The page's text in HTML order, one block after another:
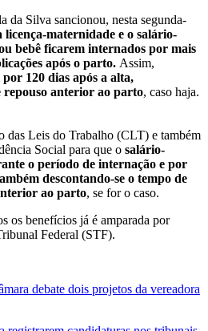
da Silva sancionou, nesta segunda-
licença-maternidade e o salário-
bebê ficarem internados por mais
após o parto. Assim,
120 dias após a alta,
repouso anterior ao parto, caso haja.
das Leis do Trabalho (CLT) e também
Social para que o salário-
o período de internação e por
descontando-se o tempo de
ao parto, se for o caso.
os benefícios já é amparada por
Federal (STF).
debate dois projetos da vereadora